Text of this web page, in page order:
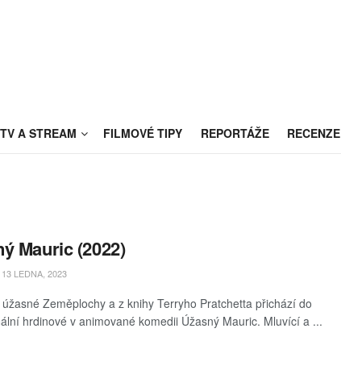
TV A STREAM FILMOVÉ TIPY REPORTÁŽE RECENZE
Mauric (2022)
13 LEDNA, 2023
Zeměplochy a z knihy Terryho Pratchetta přichází do
hrdinové v animované komedii Úžasný Mauric. Mluvící a ...